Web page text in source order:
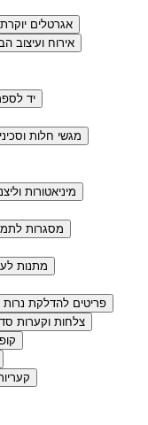
אגרטלים
אירוח ועיצוב
יד
מגשי חלות
מיניאטורות
מסגרות
מתנות
פריטים להדלקת נרות
צלחות וקערות